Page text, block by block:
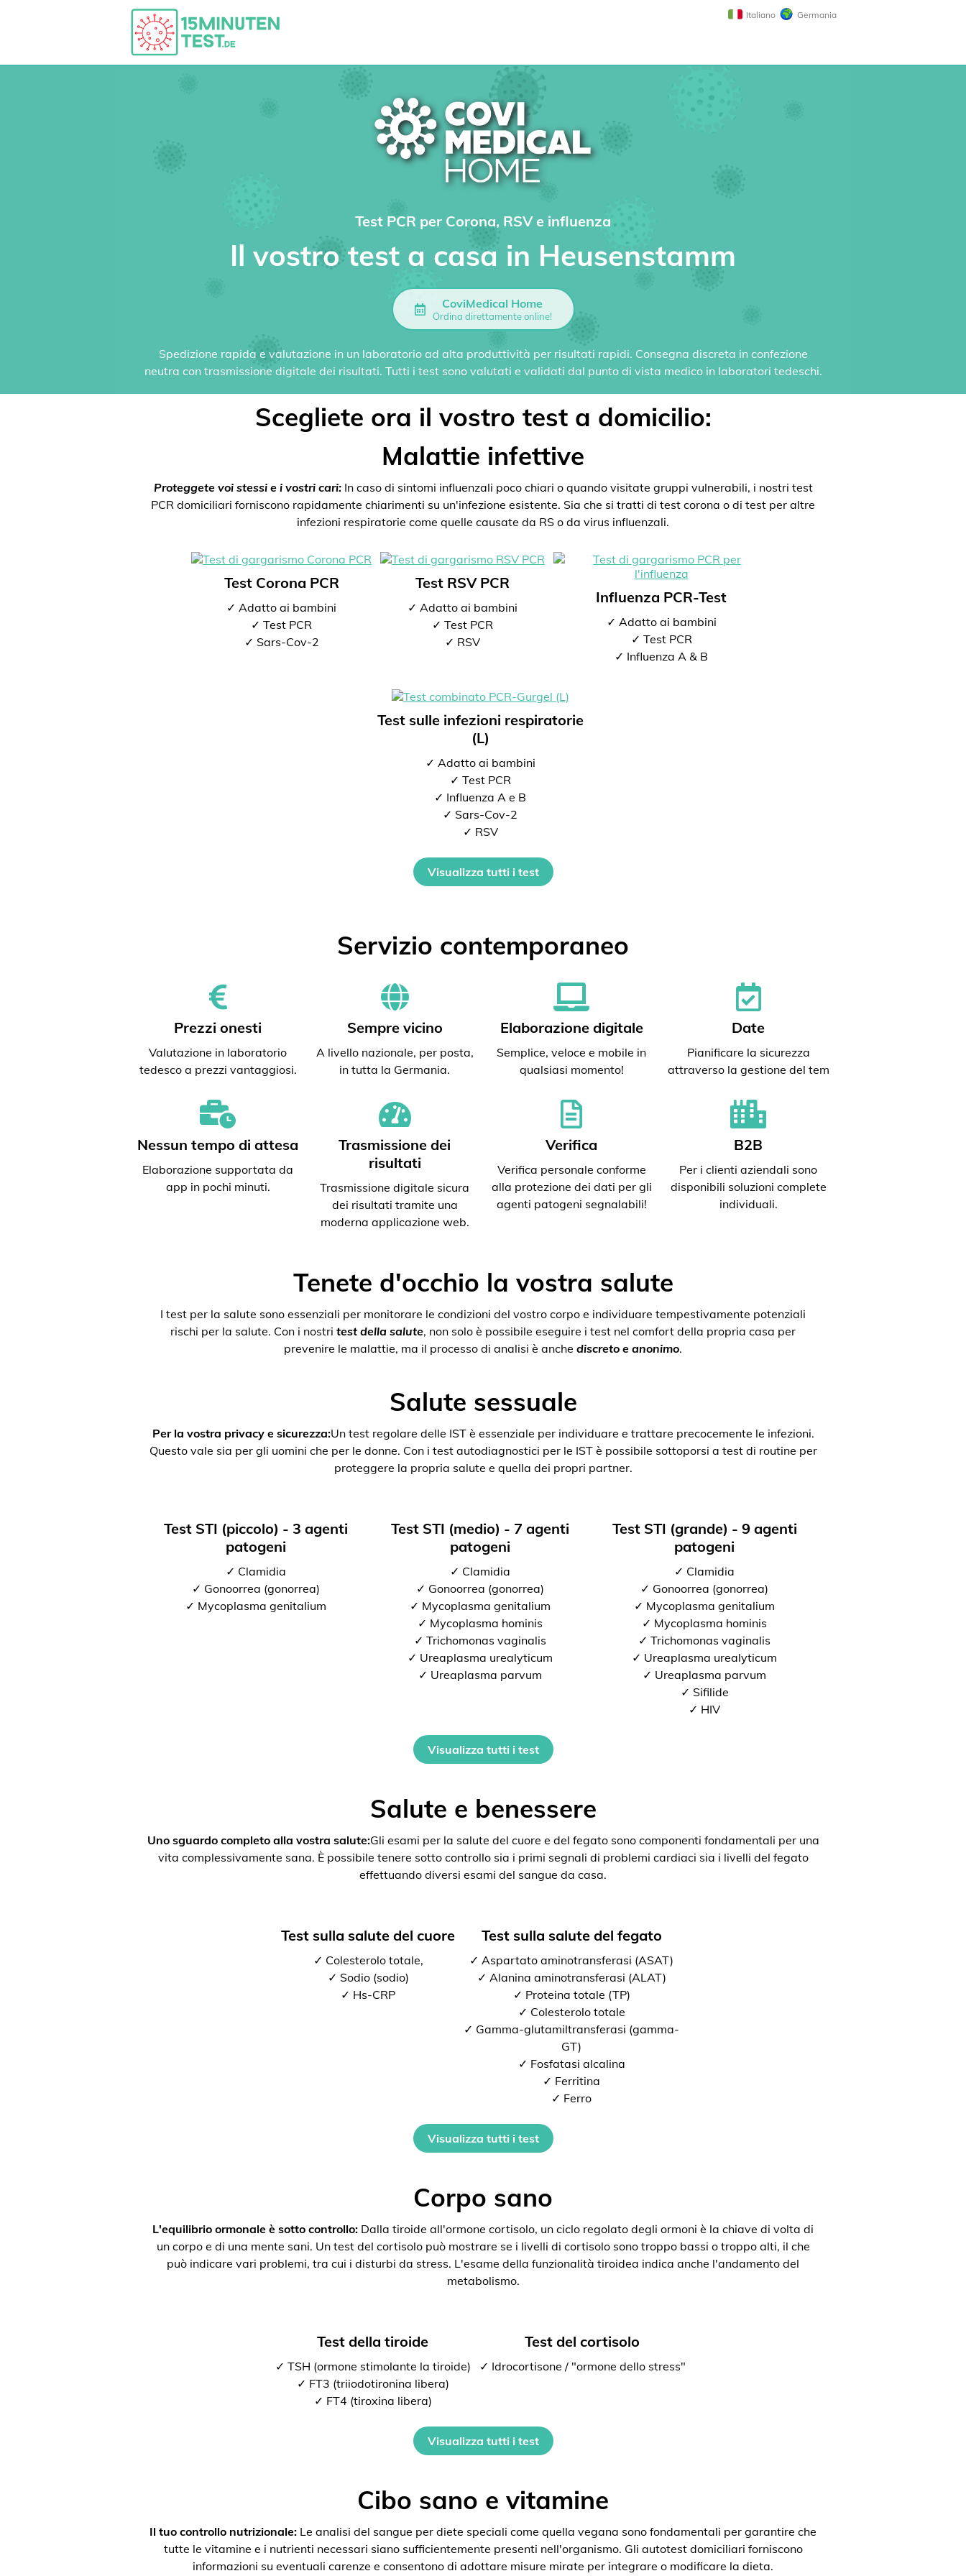
Italiano Germania
Test PCR per Corona, RSV e influenza
Il vostro test a casa in Heusenstamm
CoviMedical Home
Ordina direttamente online!
Spedizione rapida e valutazione in un laboratorio ad alta produttività per risultati rapidi. Consegna discreta in confezione
neutra con trasmissione digitale dei risultati. Tutti i test sono valutati e validati dal punto di vista medico in laboratori tedeschi.
Scegliete ora il vostro test a domicilio:
Malattie infettive
Proteggete voi stessi e i vostri cari:In caso di sintomi influenzali poco chiari o quando visitate gruppi vulnerabili, i nostri test
PCR domiciliari forniscono rapidamente chiarimenti su un'infezione esistente. Sia che si tratti di test corona o di test per altre
infezioni respiratorie come quelle causate da RS o da virus influenzali.
Test Corona PCR
✓ Adatto ai bambini
✓ Test PCR
✓ Sars-Cov-2
Test RSV PCR
✓ Adatto ai bambini
✓ Test PCR
✓ RSV
Influenza PCR-Test
✓ Adatto ai bambini
✓ Test PCR
✓ Influenza A & B
Test sulle infezioni respiratorie
(L)
✓ Adatto ai bambini
✓ Test PCR
✓ Influenza A e B
✓ Sars-Cov-2
✓ RSV
Visualizza tutti i test
Servizio contemporaneo
Prezzi onesti
Valutazione in laboratorio
tedesco a prezzi vantaggiosi.
Sempre vicino
A livello nazionale, per posta,
in tutta la Germania.
Elaborazione digitale
Semplice, veloce e mobile in
qualsiasi momento!
Date
Pianificare la sicurezza
attraverso la gestione del tem
Nessun tempo di attesa
Elaborazione supportata da
app in pochi minuti.
Trasmissione dei
risultati
Trasmissione digitale sicura
dei risultati tramite una
moderna applicazione web.
Verifica
Verifica personale conforme
alla protezione dei dati per gli
agenti patogeni segnalabili!
B2B
Per i clienti aziendali sono
disponibili soluzioni complete
individuali.
Tenete d'occhio la vostra salute
I test per la salute sono essenziali per monitorare le condizioni del vostro corpo e individuare tempestivamente potenziali
rischi per la salute. Con i nostri test della salute, non solo è possibile eseguire i test nel comfort della propria casa per
prevenire le malattie, ma il processo di analisi è anche discreto e anonimo.
Salute sessuale
Per la vostra privacy e sicurezza:Un test regolare delle IST è essenziale per individuare e trattare precocemente le infezioni.
Questo vale sia per gli uomini che per le donne. Con i test autodiagnostici per le IST è possibile sottoporsi a test di routine per
proteggere la propria salute e quella dei propri partner.
Test STI (piccolo) - 3 agenti
patogeni
✓ Clamidia
✓ Gonoorrea (gonorrea)
✓ Mycoplasma genitalium
Test STI (medio) - 7 agenti
patogeni
✓ Clamidia
✓ Gonoorrea (gonorrea)
✓ Mycoplasma genitalium
✓ Mycoplasma hominis
✓ Trichomonas vaginalis
✓ Ureaplasma urealyticum
✓ Ureaplasma parvum
Test STI (grande) - 9 agenti
patogeni
✓ Clamidia
✓ Gonoorrea (gonorrea)
✓ Mycoplasma genitalium
✓ Mycoplasma hominis
✓ Trichomonas vaginalis
✓ Ureaplasma urealyticum
✓ Ureaplasma parvum
✓ Sifilide
✓ HIV
Visualizza tutti i test
Salute e benessere
Uno sguardo completo alla vostra salute:Gli esami per la salute del cuore e del fegato sono componenti fondamentali per una
vita complessivamente sana. È possibile tenere sotto controllo sia i primi segnali di problemi cardiaci sia i livelli del fegato
effettuando diversi esami del sangue da casa.
Test sulla salute del cuore
✓ Colesterolo totale,
✓ Sodio (sodio)
✓ Hs-CRP
Test sulla salute del fegato
✓ Aspartato aminotransferasi (ASAT)
✓ Alanina aminotransferasi (ALAT)
✓ Proteina totale (TP)
✓ Colesterolo totale
✓ Gamma-glutamiltransferasi (gamma-
GT)
✓ Fosfatasi alcalina
✓ Ferritina
✓ Ferro
Visualizza tutti i test
Corpo sano
L'equilibrio ormonale è sotto controllo: Dalla tiroide all'ormone cortisolo, un ciclo regolato degli ormoni è la chiave di volta di
un corpo e di una mente sani. Un test del cortisolo può mostrare se i livelli di cortisolo sono troppo bassi o troppo alti, il che
può indicare vari problemi, tra cui i disturbi da stress. L'esame della funzionalità tiroidea indica anche l'andamento del
metabolismo.
Test della tiroide
✓ TSH (ormone stimolante la tiroide)
✓ FT3 (triiodotironina libera)
✓ FT4 (tiroxina libera)
Test del cortisolo
✓ Idrocortisone / "ormone dello stress"
Visualizza tutti i test
Cibo sano e vitamine
Il tuo controllo nutrizionale: Le analisi del sangue per diete speciali come quella vegana sono fondamentali per garantire che
tutte le vitamine e i nutrienti necessari siano sufficientemente presenti nell'organismo. Gli autotest domiciliari forniscono
informazioni su eventuali carenze e consentono di adottare misure mirate per integrare o modificare la dieta.